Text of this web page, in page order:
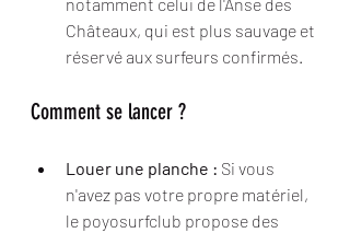
Châteaux, qui est plus sauvage et
réservé aux surfeurs confirmés.
Comment se lancer ?
Louer une planche : Si vous
n'avez pas votre propre matériel,
le poyosurfclub propose des